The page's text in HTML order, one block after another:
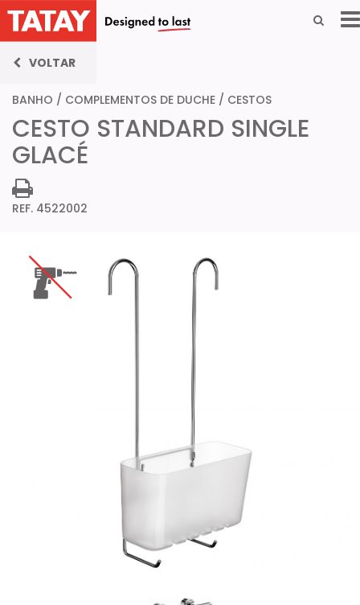
VOLTAR
BANHO / COMPLEMENTOS DE DUCHE / CESTOS
CESTO STANDARD SINGLE
GLACÉ
REF. 4522002